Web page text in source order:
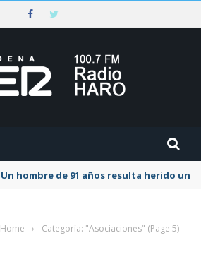
Un hombre de 91 años resulta herido
Home › Categoría: "Asociaciones" (Page 5)